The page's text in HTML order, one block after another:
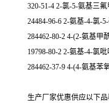
320-51-4 2-氯-5-氨基三
24484-96-6 2-氨基-4-氯-
284462-80-2 4-(2-氨基甲
19798-80-2 2-氨基-4-氯吡
284462-37-9 4-(4-氨基苯
生产厂家优惠供应以下